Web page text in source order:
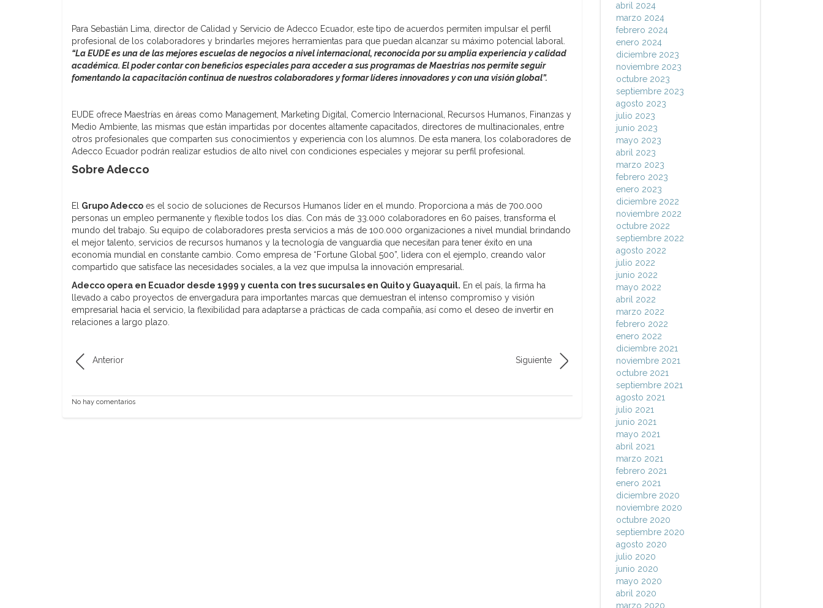
Para Sebastián Lima, director de Calidad y Servicio de Adecco Ecuador, este tipo de acuerdos permiten impulsar el perfil
profesional de los colaboradores y brindarles mejores herramientas para que puedan alcanzar su máximo potencial laboral.
“La EUDE es una de las mejores escuelas de negocios a nivel internacional, reconocida por su amplia experiencia y calidad
académica. El poder contar con beneficios especiales para acceder a sus programas de Maestrías nos permite seguir
fomentando la capacitación continua de nuestros colaboradores y formar líderes innovadores y con una visión global”.
EUDE ofrece Maestrías en áreas como Management, Marketing Digital, Comercio Internacional, Recursos Humanos, Finanzas y
Medio Ambiente, las mismas que están impartidas por docentes altamente capacitados, directores de multinacionales, entre
otros profesionales que comparten sus conocimientos y experiencia con los alumnos. De esta manera, los colaboradores de
Adecco Ecuador podrán realizar estudios de alto nivel con condiciones especiales y mejorar su perfil profesional.
Sobre Adecco
El Grupo Adecco es el socio de soluciones de Recursos Humanos líder en el mundo. Proporciona a más de 700.000
personas un empleo permanente y flexible todos los días. Con más de 33.000 colaboradores en 60 países, transforma el
mundo del trabajo. Su equipo de colaboradores presta servicios a más de 100.000 organizaciones a nivel mundial brindando
el mejor talento, servicios de recursos humanos y la tecnología de vanguardia que necesitan para tener éxito en una
economía mundial en constante cambio. Como empresa de “Fortune Global 500”, lidera con el ejemplo, creando valor
compartido que satisface las necesidades sociales, a la vez que impulsa la innovación empresarial.
Adecco opera en Ecuador desde 1999 y cuenta con tres sucursales en Quito y Guayaquil. En el país, la firma ha
llevado a cabo proyectos de envergadura para importantes marcas que demuestran el intenso compromiso y visión
empresarial hacia el servicio, la flexibilidad para adaptarse a prácticas de cada compañía, así como el deseo de invertir en
relaciones a largo plazo.
Anterior Siguiente
No hay comentarios
abril 2024
marzo 2024
febrero 2024
enero 2024
diciembre 2023
noviembre 2023
octubre 2023
septiembre 2023
agosto 2023
julio 2023
junio 2023
mayo 2023
abril 2023
marzo 2023
febrero 2023
enero 2023
diciembre 2022
noviembre 2022
octubre 2022
septiembre 2022
agosto 2022
julio 2022
junio 2022
mayo 2022
abril 2022
marzo 2022
febrero 2022
enero 2022
diciembre 2021
noviembre 2021
octubre 2021
septiembre 2021
agosto 2021
julio 2021
junio 2021
mayo 2021
abril 2021
marzo 2021
febrero 2021
enero 2021
diciembre 2020
noviembre 2020
octubre 2020
septiembre 2020
agosto 2020
julio 2020
junio 2020
mayo 2020
abril 2020
marzo 2020